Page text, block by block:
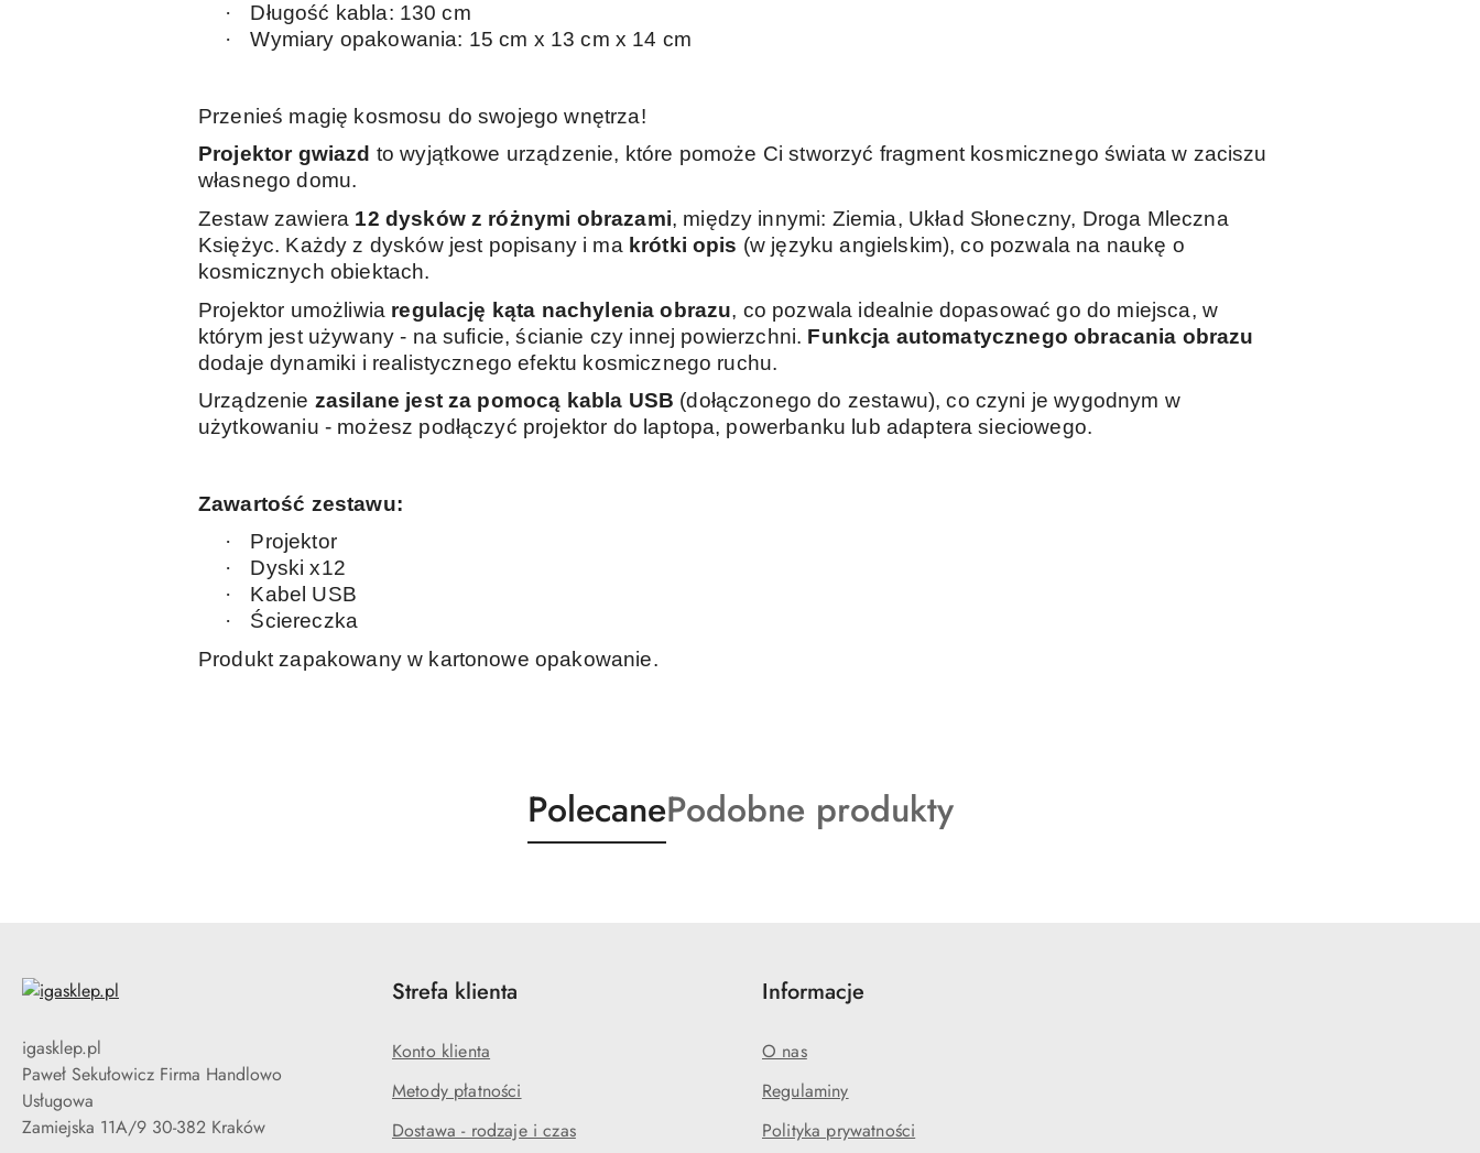
·
Długość kabla: 130 cm
·
Wymiary opakowania: 15 cm x 13 cm x 14 cm
Przenieś magię kosmosu do swojego wnętrza!
Projektor gwiazd to wyjątkowe urządzenie, które pomoże Ci stworzyć fragment kosmicznego świata w zaciszu
własnego domu.
Zestaw zawiera 12 dysków z różnymi obrazami, między innymi: Ziemia, Układ Słoneczny, Droga Mleczna
Księżyc. Każdy z dysków jest popisany i ma krótki opis (w języku angielskim), co pozwala na naukę o
kosmicznych obiektach.
Projektor umożliwia regulację kąta nachylenia obrazu, co pozwala idealnie dopasować go do miejsca, w
którym jest używany - na suficie, ścianie czy innej powierzchni. Funkcja automatycznego obracania obrazu
dodaje dynamiki i realistycznego efektu kosmicznego ruchu.
Urządzenie zasilane jest za pomocą kabla USB (dołączonego do zestawu), co czyni je wygodnym w
użytkowaniu - możesz podłączyć projektor do laptopa, powerbanku lub adaptera sieciowego.
Zawartość zestawu:
·
Projektor
·
Dyski x12
·
Kabel USB
·
Ściereczka
Produkt zapakowany w kartonowe opakowanie.
Produkty
o
PolecaneProdukty
o
Podobne produkty
igasklep.pl
Paweł Sekułowicz Firma Handlowo
Usługowa
Zamiejska 11A/9 30-382 Kraków
Strefa klienta
Konto klienta
Metody płatności
Dostawa - rodzaje i czas
Informacje
O nas
Regulaminy
Polityka prywatności